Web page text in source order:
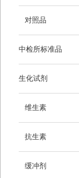
对照品
中检所标准品
生化试剂
维生素
抗生素
缓冲剂